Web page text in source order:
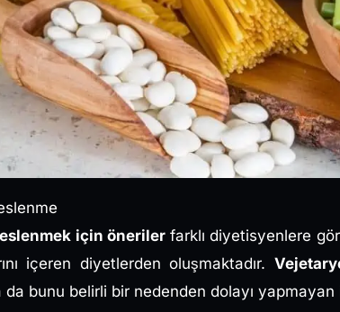
için önerilerfarklı diyetisyenlere
içeren diyetlerden oluşmaktadır.
bunu belirli bir nedenden dolayı yapmayan